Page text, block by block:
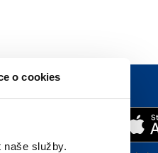
o cookies
naše služby.